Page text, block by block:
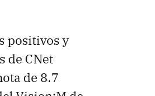
positivos y
de CNet
de 8.7